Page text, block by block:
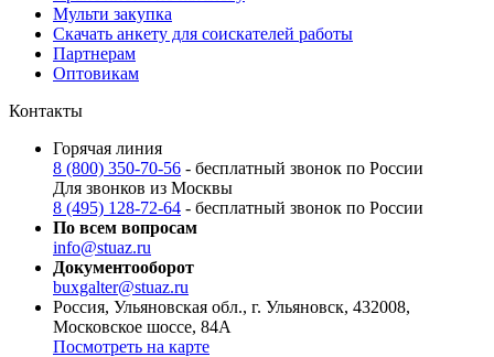
Мульти закупка
Скачать анкету для соискателей работы
Партнерам
Оптовикам
Контакты
Горячая линия
8 (800) 350-70-56 - бесплатный звонок по России
Для звонков из Москвы
8 (495) 128-72-64 - бесплатный звонок по России
По всем вопросам
info@stuaz.ru
Документооборот
buxgalter@stuaz.ru
Россия, Ульяновская обл., г. Ульяновск, 432008,
Московское шоссе, 84А
Посмотреть на карте